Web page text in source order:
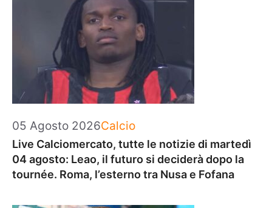
05 Agosto 2026Categorie
Calcio
Live Calciomercato, tutte le notizie di martedì
04 agosto: Leao, il futuro si deciderà dopo la
tournée. Roma, l’esterno tra Nusa e Fofana